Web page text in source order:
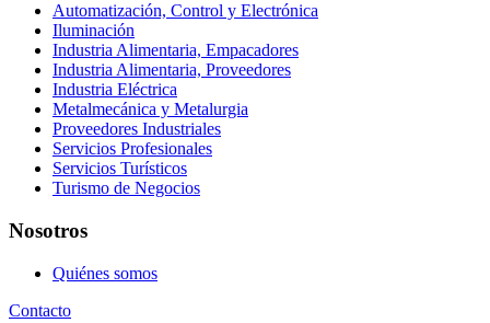
Automatización, Control y Electrónica
Iluminación
Industria Alimentaria, Empacadores
Industria Alimentaria, Proveedores
Industria Eléctrica
Metalmecánica y Metalurgia
Proveedores Industriales
Servicios Profesionales
Servicios Turísticos
Turismo de Negocios
Nosotros
Quiénes somos
Contacto